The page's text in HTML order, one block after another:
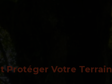
Protéger Votre Terrain